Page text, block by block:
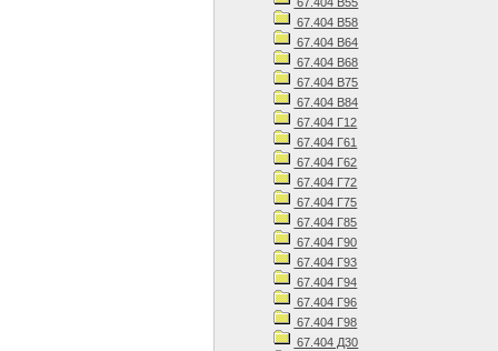
67.404 В58
67.404 В64
67.404 В68
67.404 В75
67.404 В84
67.404 Г12
67.404 Г61
67.404 Г62
67.404 Г72
67.404 Г75
67.404 Г85
67.404 Г90
67.404 Г93
67.404 Г94
67.404 Г96
67.404 Г98
67.404 Д30